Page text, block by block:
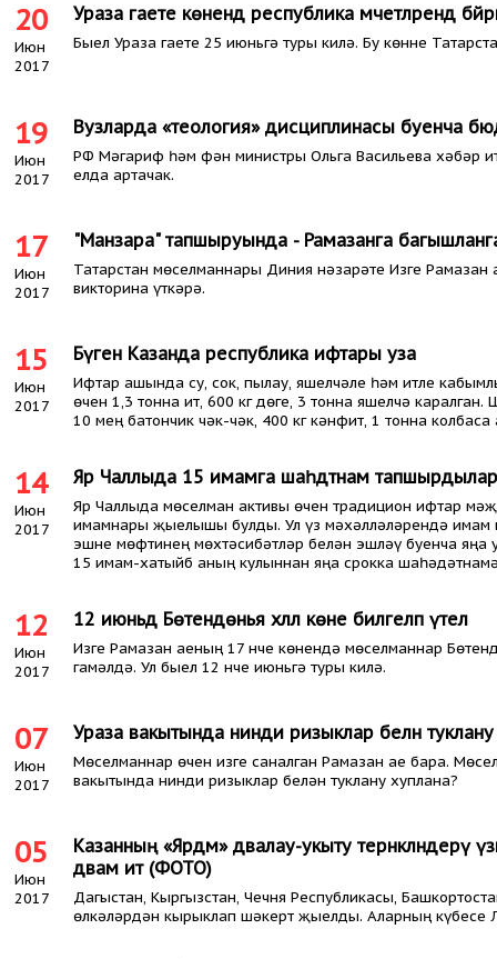
20
Июн
2017
Ураза гаете көнендә республика мәчетләрендә
Быел Ураза гаете 25 июньгә туры килә. Бу көнне
19
Июн
2017
Вузларда «теология» дисциплинасы буенча
РФ Мәгариф һәм фән министры Ольга Васильева хәбәр
елда артачак.
17
Июн
2017
"Манзара" тапшыруында - Рамазанга
Татарстан мөселманнары Диния нәзарәте Изге
викторина үткәрә.
15
Июн
2017
Бүген Казанда республика ифтары уза
Ифтар ашында су, сок, пылау, яшелчәле һәм итле
өчен 1,3 тонна ит, 600 кг дөге, 3 тонна яшелчә
10 мең батончик чәк-чәк, 400 кг кәнфит, 1 тонна
14
Июн
2017
Яр Чаллыда 15 имамга шаһәдәтнамә тапшырдылар
Яр Чаллыда мөселман активы өчен традицион ифтар
имамнары җыелышы булды. Ул үз мәхәлләләрендә имам
эшне мөфтинең мөхтәсибәтләр белән эшләү буенча
15 имам-хатыйб аның кулыннан яңа срокка
12
Июн
2017
12 июньдә Бөтендөнья хәләл көне билгеләп үтелә
Изге Рамазан аеның 17 нче көнендә мөселманнар
гамәлдә. Ул быел 12 нче июньгә туры килә.
07
Июн
2017
Ураза вакытында нинди ризыклар белән
Мөселманнар өчен изге саналган Рамазан ае бара.
вакытында нинди ризыклар белән туклану хуплана?
05
Июн
2017
Казанның «Ярдәм» дәвалау-укыту тернәкләндерү
дәвам итә (ФОТО)
Дагыстан, Кыргызстан, Чечня Республикасы,
өлкәләрдән кырыклап шәкерт җыелды. Аларның күбесе